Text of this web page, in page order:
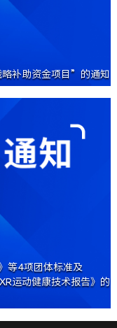
补助资金项目”的通知
等4项团体标准及
运动健康技术报告》的